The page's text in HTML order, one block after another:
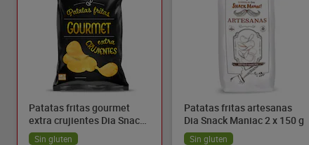
Patatas fritas gourmet
extra crujientes Dia Snack
Maniac 150 g
Sin gluten
Patatas fritas artesanas
Dia Snack Maniac 2 x 150 g
Sin gluten